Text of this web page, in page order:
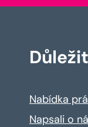
Nabídka
Napsali o